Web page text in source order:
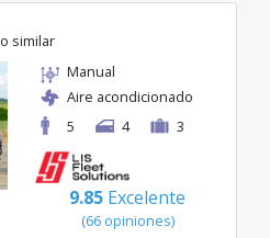
o similar
Manual
Aire acondicionado
5
4 3
9.85 Excelente
(66 opiniones)